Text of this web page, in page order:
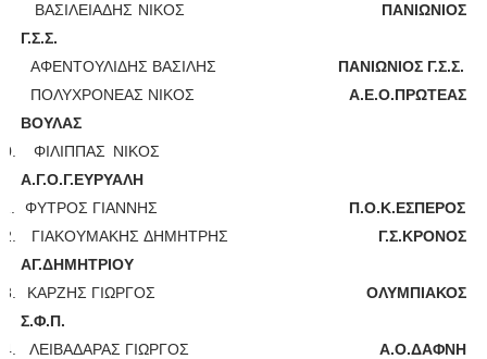
ΒΑΣΙΛΕΙΑΔΗΣ ΝΙΚΟΣ
ΠΑΝΙΩΝΙΟΣ
Γ.Σ.Σ.
ΑΦΕΝΤΟΥΛΙΔΗΣ ΒΑΣΙΛΗΣ
ΠΑΝΙΩΝΙΟΣ Γ.Σ.Σ.
ΠΟΛΥΧΡΟΝΕΑΣ ΝΙΚΟΣ
Α.Ε.Ο.ΠΡΩΤΕΑΣ
ΒΟΥΛΑΣ
ΦΙΛΙΠΠΑΣ ΝΙΚΟΣ
Α.Γ.Ο.Γ.ΕΥΡΥΑΛΗ
ΦΥΤΡΟΣ ΓΙΑΝΝΗΣ
Π.Ο.Κ.ΕΣΠΕΡΟΣ
ΓΙΑΚΟΥΜΑΚΗΣ ΔΗΜΗΤΡΗΣ
Γ.Σ.ΚΡΟΝΟΣ
ΑΓ.ΔΗΜΗΤΡΙΟΥ
ΚΑΡΖΗΣ ΓΙΩΡΓΟΣ
ΟΛΥΜΠΙΑΚΟΣ
Σ.Φ.Π.
ΛΕΙΒΑΔΑΡΑΣ ΓΙΩΡΓΟΣ
Α.Ο.ΔΑΦΝΗ